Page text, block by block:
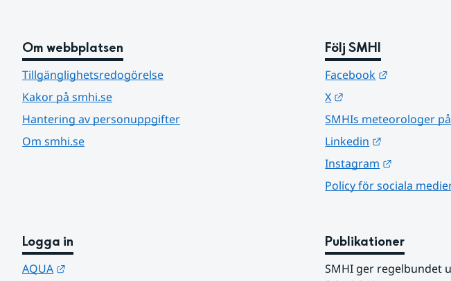
Om webbplatsen
Tillgänglighetsredogörelse
Kakor på smhi.se
Hantering av personuppgifter
Om smhi.se
Följ SMHI
Facebook
X
SMHIs meteorologer
Linkedin
Instagram
Policy för sociala
Logga in
AQUA
Publikationer
SMHI ger regelbundet